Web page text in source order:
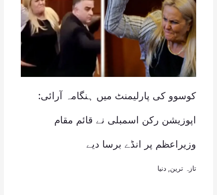
کوسوو کی پارلیمنٹ میں ہنگامہ آرائی:
اپوزیشن رکن اسمبلی نے قائم مقام
وزیراعظم پر انڈے برسا دیے
تازہ ترین دنیا